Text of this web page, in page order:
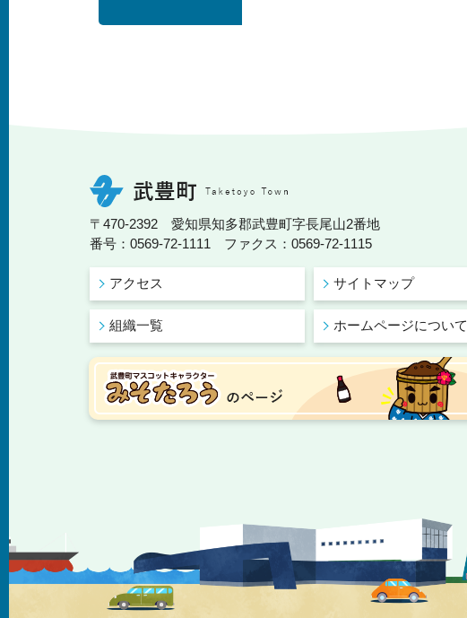
〒470-2392 愛知県知多郡武豊町字長尾山2番地
番号：0569-72-1111 ファクス：0569-72-1115
アクセス サイトマップ
組織一覧 ホームページについて